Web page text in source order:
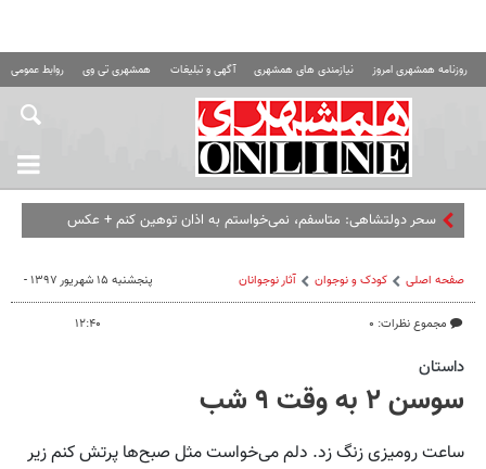
روزنامه همشهری امروز نیازمندی های همشهری آگهی و تبلیغات همشهری تی وی روابط عمومی
سحر دولتشاهی: متاسفم، نمی‌خواستم به اذان توهین کنم +‌ عکس
صفحه اصلی کودک و نوجوان آثار نوجوانان
مجموع نظرات: ۰
پنجشنبه ۱۵ شهریور ۱۳۹۷ -
۱۲:۴۰
داستان
سوسن ۲ به وقت ۹ شب
ساعت رومیزی زنگ زد. دلم می‌خواست مثل صبح‌ها پرتش کنم زیر